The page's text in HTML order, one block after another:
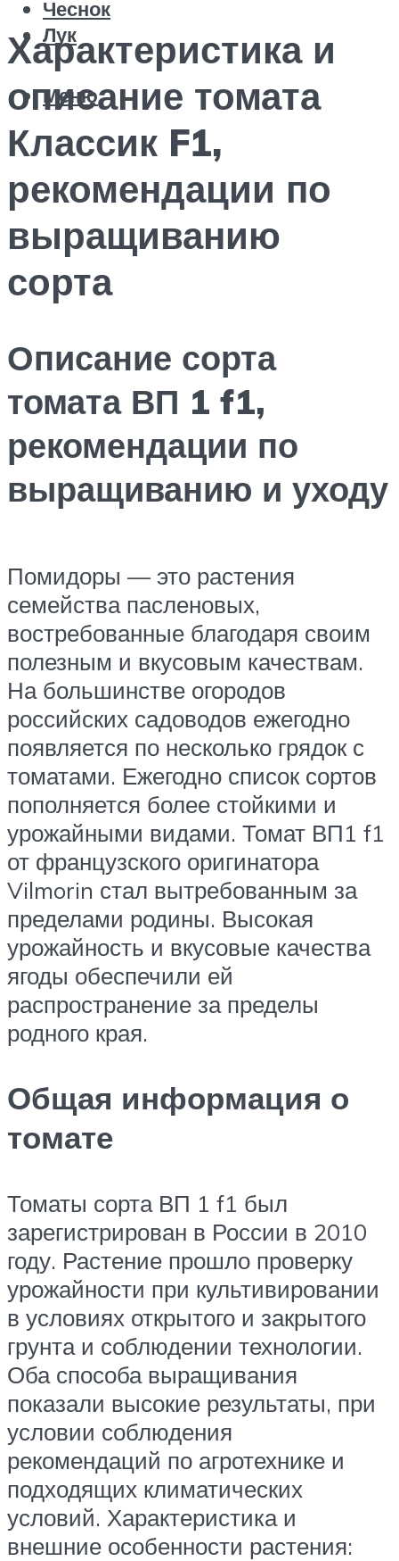
Чеснок
Лук
Меню
Характеристика и
описание томата
Классик F1,
рекомендации по
выращиванию
сорта
Описание сорта
томата ВП 1 f1,
рекомендации по
выращиванию и уходу
Помидоры — это растения
семейства пасленовых,
востребованные благодаря своим
полезным и вкусовым качествам.
На большинстве огородов
российских садоводов ежегодно
появляется по несколько грядок с
томатами. Ежегодно список сортов
пополняется более стойкими и
урожайными видами. Томат ВП1 f1
от французского оригинатора
Vilmorin стал вытребованным за
пределами родины. Высокая
урожайность и вкусовые качества
ягоды обеспечили ей
распространение за пределы
родного края.
Общая информация о
томате
Томаты сорта ВП 1 f1 был
зарегистрирован в России в 2010
году. Растение прошло проверку
урожайности при культивировании
в условиях открытого и закрытого
грунта и соблюдении технологии.
Оба способа выращивания
показали высокие результаты, при
условии соблюдения
рекомендаций по агротехнике и
подходящих климатических
условий. Характеристика и
внешние особенности растения: